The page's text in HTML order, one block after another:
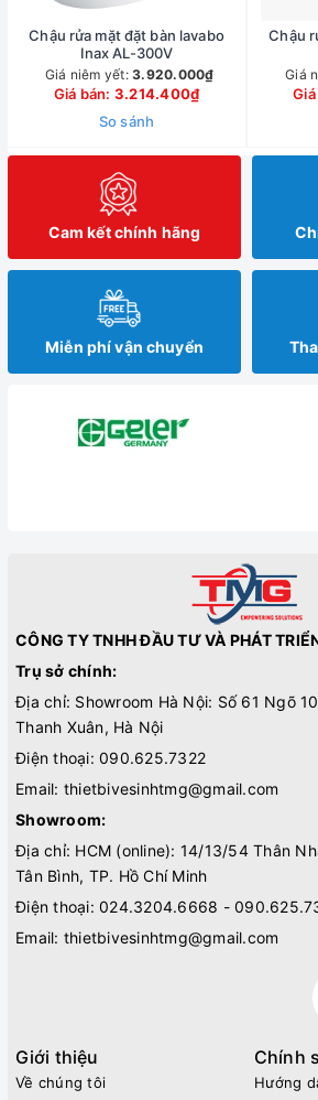
Chậu rửa mặt đặt bàn lavabo
Inax AL-300V
Giá niêm yết: 3.920.000₫
Giá bán: 3.214.400₫
So sánh
Chậu
Giá
Cam kết chính hãng
Miễn phí vận chuyển
CÔNG TY TNHH ĐẦU TƯ VÀ PHÁT
Trụ sở chính:
Địa chỉ: Showroom Hà Nội: Số 61 Ngõ
Thanh Xuân, Hà Nội
Điện thoại: 090.625.7322
Email: thietbivesinhtmg@gmail.com
Showroom:
Địa chỉ: HCM (online): 14/13/54 Thân
Tân Bình, TP. Hồ Chí Minh
Điện thoại: 024.3204.6668 -
Email: thietbivesinhtmg@gmail.com
Giới thiệu
Về chúng tôi
Chính
Hướng